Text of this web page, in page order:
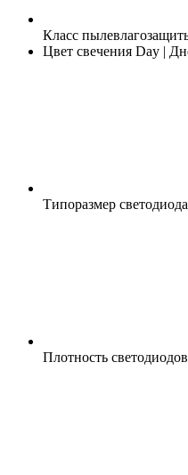
Класс
Цвет свечения Day |
Типоразмер светодиода
Плотность светодиодов